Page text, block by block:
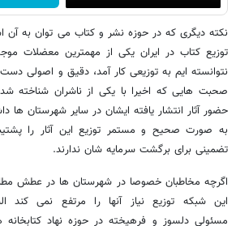
نکته دیگری که در حوزه نشر و کتاب می توان به آن
توزیع کتاب در ایران یکی از مهمترین معضلات
نتوانسته ایم به توزیعی کار آمد، دقیق و اصولی
صحبت هایی که اخیرا با یکی از ناشران شناخته
حضور آثار انتشار یافته ایشان در سایر شهرستان ها
به صورت صحیح و مستمر توزیع این آثار را
تضمینی برای برگشت سرمایه شان ندارند.
اگرچه مخاطبان خصوصا در شهرستان ها در عطش
این شبکه توزیع نیاز آنها را مرتفع نمی
مسئولی دلسوز و فرهیخته در حوزه نهاد کتابخانه